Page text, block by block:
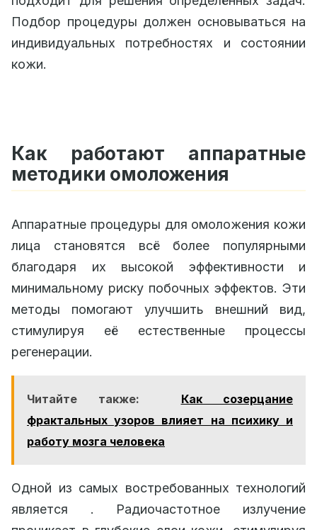
Подбор процедуры должен основываться на
индивидуальных потребностях и состоянии
кожи.
Как работают аппаратные
методики омоложения
Аппаратные процедуры для омоложения кожи
лица становятся всё более популярными
благодаря их высокой эффективности и
минимальному риску побочных эффектов. Эти
методы помогают улучшить внешний вид,
стимулируя её естественные процессы
регенерации.
Читайте также:
Как созерцание
фрактальных узоров влияет на психику и
работу мозга человека
Одной из самых востребованных технологий
является . Радиочастотное излучение